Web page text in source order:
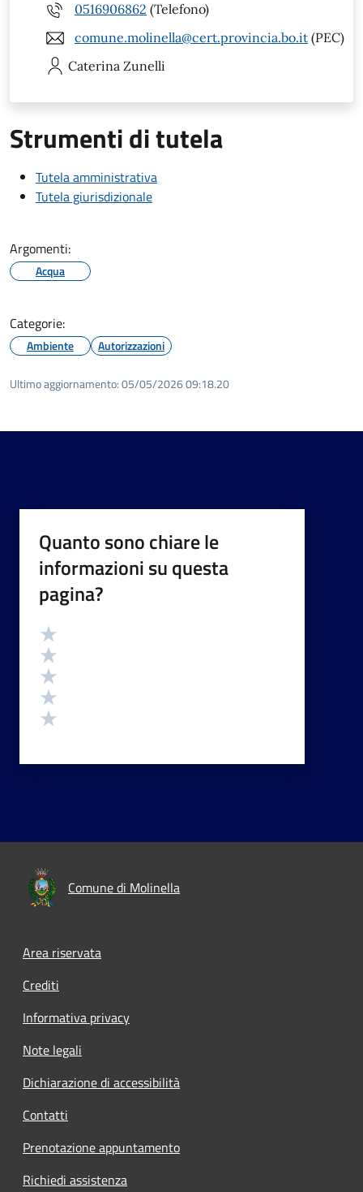
0516906862 (Telefono)
comune.molinella@cert.provincia.bo.it (PEC)
Caterina Zunelli
Strumenti di tutela
Tutela amministrativa
Tutela giurisdizionale
Argomenti:
Acqua
Categorie:
Ambiente Autorizzazioni
Ultimo aggiornamento:05/05/2026 09:18.20
Quanto sono chiare le
informazioni su questa
pagina?
Valutazione
Comune di Molinella
Area riservata
Crediti
Informativa privacy
Note legali
Dichiarazione di accessibilità
Contatti
Prenotazione appuntamento
Richiedi assistenza